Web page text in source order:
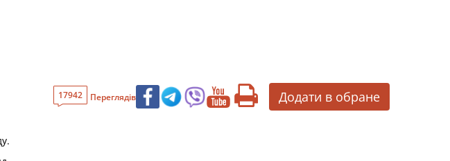
17942 Переглядів Додати в обране